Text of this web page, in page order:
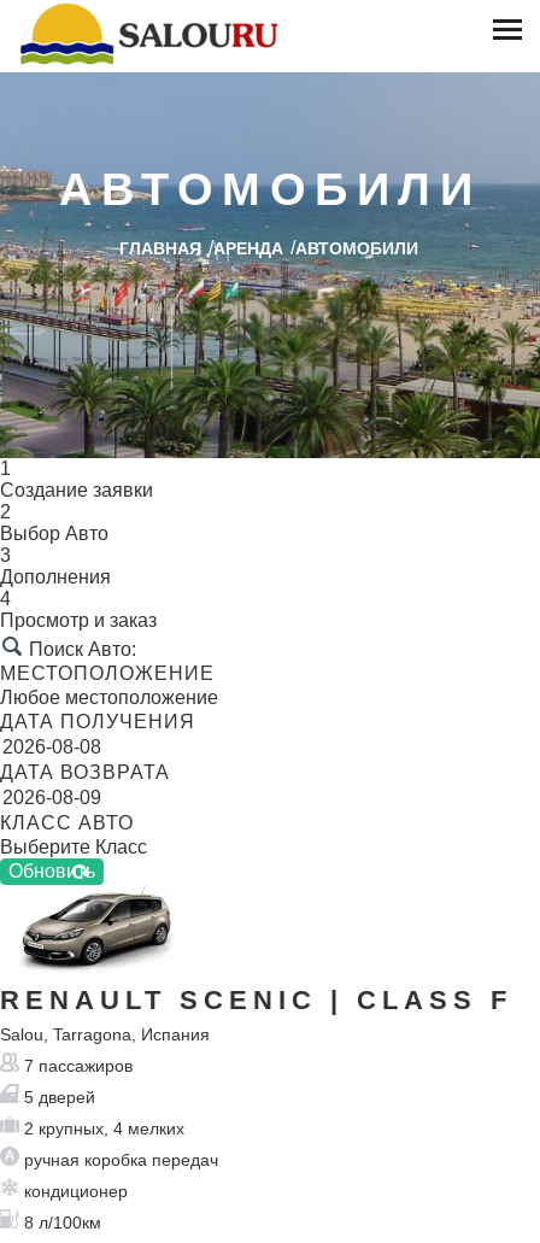
АВТОМОБИЛИ
ГЛАВНАЯ/АРЕНДА /АВТОМОБИЛИ
1
Создание заявки
2
Выбор Авто
3
Дополнения
4
Просмотр и заказ
Поиск Авто:
МЕСТОПОЛОЖЕНИЕ
ДАТА ПОЛУЧЕНИЯ
ДАТА ВОЗВРАТА
КЛАСС АВТО
RENAULT SCENIC | CLASS F
Salou, Tarragona, Испания
7 пассажиров
5 дверей
2 крупных, 4 мелких
ручная коробка передач
кондиционер
8 л/100км
€0
5